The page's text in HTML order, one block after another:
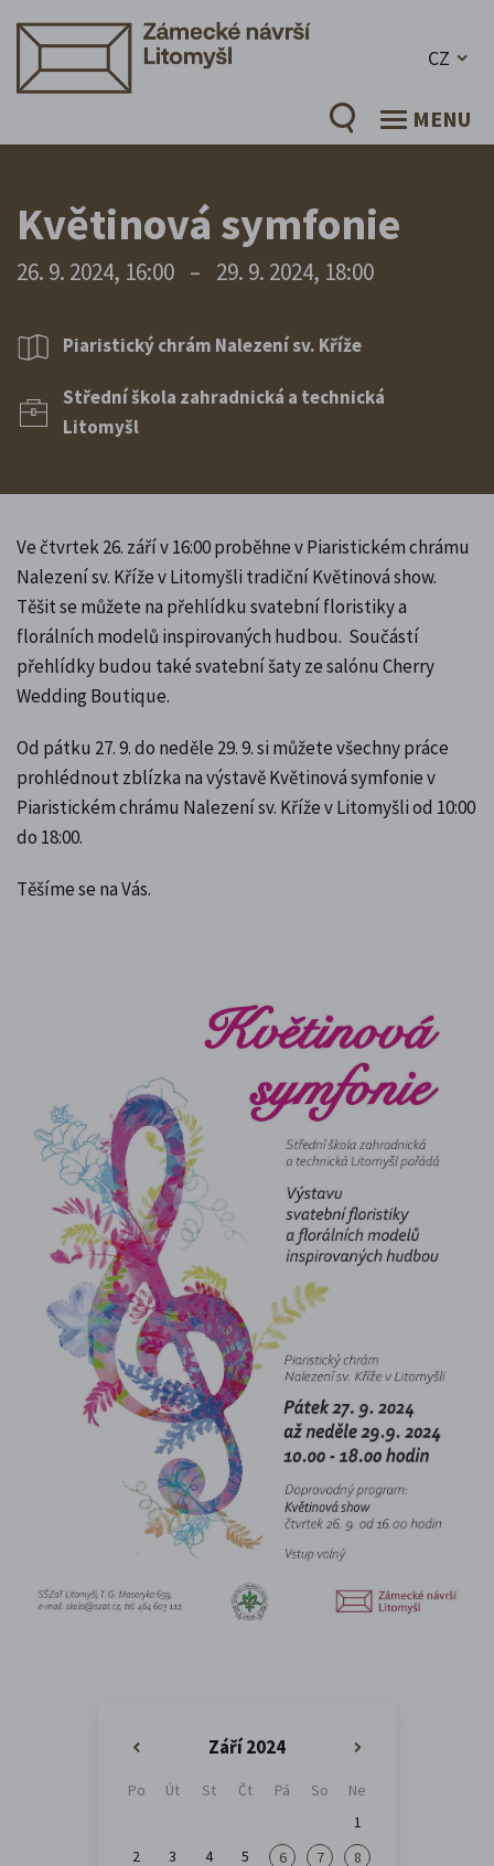
CZ
MENU
Květinová symfonie
26. 9. 2024, 16:00 – 29. 9. 2024, 18:00
Piaristický chrám Nalezení sv. Kříže
Střední škola zahradnická a technická
Litomyšl
Ve čtvrtek 26. září v 16:00 proběhne v Piaristickém chrámu
Nalezení sv. Kříže v Litomyšli tradiční Květinová show.
Těšit se můžete na přehlídku svatební floristiky a
florálních modelů inspirovaných hudbou. Součástí
přehlídky budou také svatební šaty ze salónu Cherry
Wedding Boutique.
Od pátku 27. 9. do neděle 29. 9. si můžete všechny práce
prohlédnout zblízka na výstavě Květinová symfonie v
Piaristickém chrámu Nalezení sv. Kříže v Litomyšli od 10:00
do 18:00.
Těšíme se na Vás.
Září 2024
Po Út St Čt Pá So
Ne
1
2
3 4 5 6 7
8